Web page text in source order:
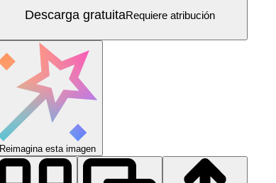
Descarga gratuitaRequiere atribución
Reimagina esta imagen